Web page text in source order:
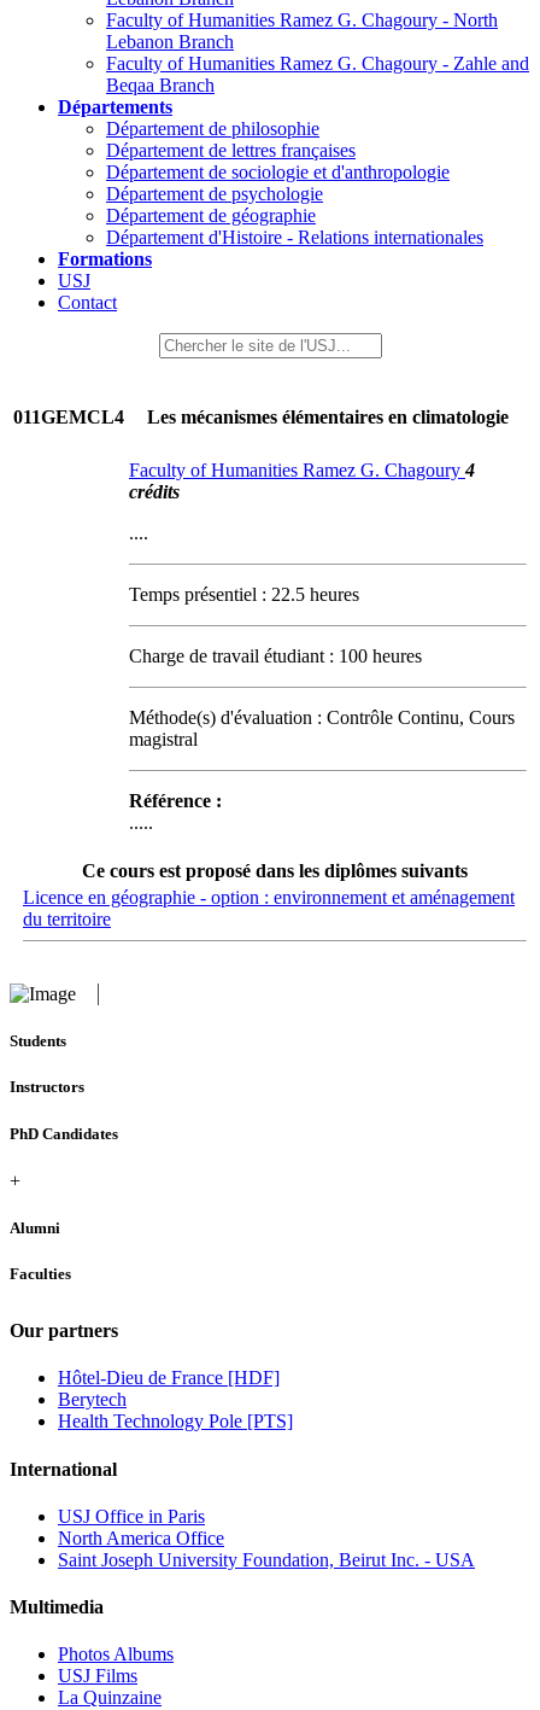
Faculty of Humanities Ramez G. Chagoury - North
Lebanon Branch
Faculty of Humanities Ramez G. Chagoury - Zahle and
Beqaa Branch
Départements
Département de philosophie
Département de lettres françaises
Département de sociologie et d'anthropologie
Département de psychologie
Département de géographie
Département d'Histoire - Relations internationales
Formations
USJ
Contact
011GEMCL4 Les mécanismes élémentaires en climatologie
Faculty of Humanities Ramez G. Chagoury4
crédits
....
Temps présentiel : 22.5 heures
Charge de travail étudiant : 100 heures
Méthode(s) d'évaluation : Contrôle Continu, Cours
magistral
Référence :
.....
Ce cours est proposé dans les diplômes suivants
Licence en géographie - option : environnement et aménagement
du territoire
Students
Instructors
PhD Candidates
+
Alumni
Faculties
Our partners
Hôtel-Dieu de France [HDF]
Berytech
Health Technology Pole [PTS]
International
USJ Office in Paris
North America Office
Saint Joseph University Foundation, Beirut Inc. - USA
Multimedia
Photos Albums
USJ Films
La Quinzaine